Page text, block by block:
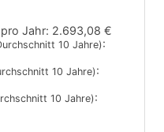
Jahr: 2.693,08 €
10 Jahre):
10 Jahre):
10 Jahre):